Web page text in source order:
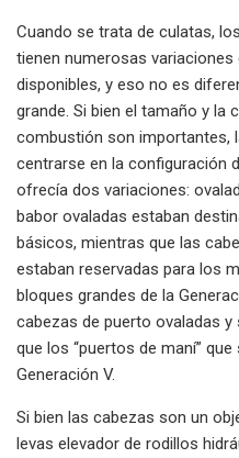
Cuando se trata de culatas,
tienen numerosas
disponibles, y eso no es
grande. Si bien el tamaño y la
combustión son importantes,
centrarse en la configuración
ofrecía dos variaciones:
babor ovaladas estaban
básicos, mientras que las
estaban reservadas para los
bloques grandes de la
cabezas de puerto ovaladas
que los “puertos de maní”
Generación V.
Si bien las cabezas son un
levas elevador de rodillos